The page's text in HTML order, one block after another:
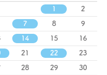
1 2
7 8 9
14 15 16
21 22 23
28 29 30